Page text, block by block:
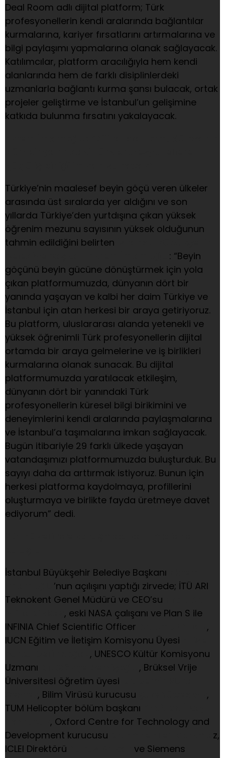
Deal Room adlı dijital platform; Türk
profesyonellerin kendi aralarında bağlantılar
kurmalarına, kariyer fırsatlarını artırmalarına ve
bilgi paylaşımı yapmalarına olanak sağlayacak.
Katılımcılar, platform aracılığıyla hem kendi
alanlarında hem de farklı disiplinlerdeki
uzmanlarla bağlantı kurma şansı bulacak, ortak
projeler geliştirme ve İstanbul’un gelişimine
katkıda bulunma fırsatını yakalayacak.
Türkiye’nin maalesef beyin göçü veren ülkeler
arasında üst sıralarda yer aldığını ve son
yıllarda Türkiye’den yurtdışına çıkan yüksek
öğrenim mezunu sayısının yüksek olduğunun
tahmin edildiğini belirten
: “Beyin
göçünü beyin gücüne dönüştürmek için yola
çıkan platformumuzda, dünyanın dört bir
yanında yaşayan ve kalbi her daim Türkiye ve
İstanbul için atan herkesi bir araya getiriyoruz.
Bu platform, uluslararası alanda yetenekli ve
yüksek öğrenimli Türk profesyonellerin dijital
ortamda bir araya gelmelerine ve iş birlikleri
kurmalarına olanak sunacak. Bu dijital
platformumuzda yaratılacak etkileşim,
dünyanın dört bir yanındaki Türk
profesyonellerin küresel bilgi birikimini ve
deneyimlerini kendi aralarında paylaşmalarına
ve İstanbul’a taşımalarına imkan sağlayacak.
Bugün itibariyle 29 farklı ülkede yaşayan
vatandaşımızı platformumuzda buluşturduk. Bu
sayıyı daha da arttırmak istiyoruz. Bunun için
herkesi platforma kaydolmaya, profillerini
oluşturmaya ve birlikte fayda üretmeye davet
ediyorum” dedi.
İstanbul Büyükşehir Belediye Başkanı
’nun açılışını yaptığı zirvede; İTÜ ARI
Teknokent Genel Müdürü ve CEO’su
, eski NASA çalışanı ve Plan S ile
INFINIA Chief Scientific Officer
,
IUCN Eğitim ve İletişim Komisyonu Üyesi
, UNESCO Kültür Komisyonu
Uzmanı
, Brüksel Vrije
Üniversitesi öğretim üyesi
, Bilim Virüsü kurucusu
,
TUM Helicopter bölüm başkanı
, Oxford Centre for Technology and
Development kurucusu
z,
ICLEI Direktörü
ve Siemens